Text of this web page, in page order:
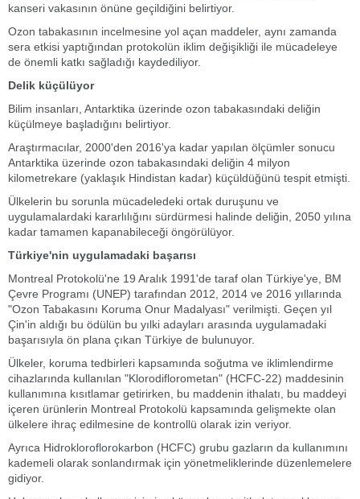
kanseri vakasının önüne geçildiğini belirtiyor.
Ozon tabakasının incelmesine yol açan maddeler, aynı zamanda
sera etkisi yaptığından protokolün iklim değişikliği ile mücadeleye
de önemli katkı sağladığı kaydediliyor.
Delik küçülüyor
Bilim insanları, Antarktika üzerinde ozon tabakasındaki deliğin
küçülmeye başladığını belirtiyor.
Araştırmacılar, 2000'den 2016'ya kadar yapılan ölçümler sonucu
Antarktika üzerinde ozon tabakasındaki deliğin 4 milyon
kilometrekare (yaklaşık Hindistan kadar) küçüldüğünü tespit etmişti.
Ülkelerin bu sorunla mücadeledeki ortak duruşunu ve
uygulamalardaki kararlılığını sürdürmesi halinde deliğin, 2050 yılına
kadar tamamen kapanabileceği öngörülüyor.
Türkiye'nin uygulamadaki başarısı
Montreal Protokolü'ne 19 Aralık 1991'de taraf olan Türkiye'ye, BM
Çevre Programı (UNEP) tarafından 2012, 2014 ve 2016 yıllarında
"Ozon Tabakasını Koruma Onur Madalyası" verilmişti. Geçen yıl
Çin'in aldığı bu ödülün bu yılki adayları arasında uygulamadaki
başarısıyla ön plana çıkan Türkiye de bulunuyor.
Ülkeler, koruma tedbirleri kapsamında soğutma ve iklimlendirme
cihazlarında kullanılan "Klorodiflorometan" (HCFC-22) maddesinin
kullanımına kısıtlamar getirirken, bu maddenin ithalatı, bu maddeyi
içeren ürünlerin Montreal Protokolü kapsamında gelişmekte olan
ülkelere ihraç edilmesine de kontrollü olarak izin veriyor.
Ayrıca Hidrokloroflorokarbon (HCFC) grubu gazların da kullanımını
kademeli olarak sonlandırmak için yönetmeliklerinde düzenlemelere
gidiyor.